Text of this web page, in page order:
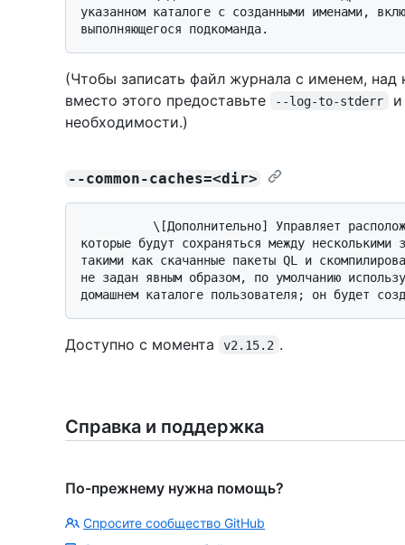
указанном каталоге с созданными именами,
(Чтобы записать файл журнала с именем,
вместо этого предоставьте
--log-to-stderr
необходимости.)
--common-caches=<dir>
которые будут сохраняться между несколькими
такими как скачанные пакеты QL и
не задан явным образом, по умолчанию
Доступно с момента v2.15.2 .
Справка и поддержка
По-прежнему нужна помощь?
Спросите сообщество GitHub